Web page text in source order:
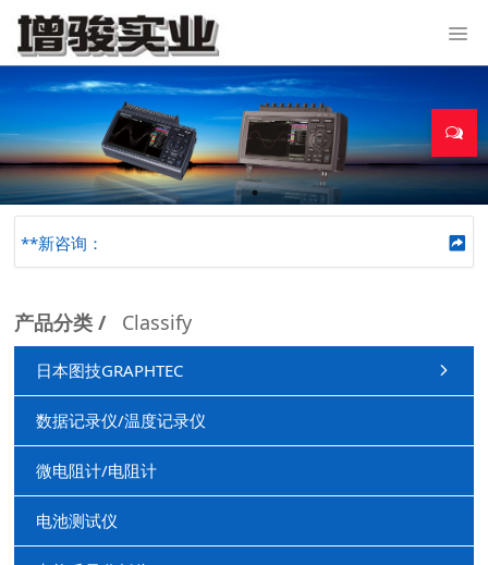
**新咨询：
产品分类 / Classify
日本图技GRAPHTEC
数据记录仪/温度记录仪
微电阻计/电阻计
电池测试仪